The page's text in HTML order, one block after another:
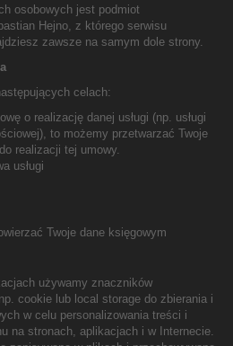
osobowych jest podmiot
Hejno, z którego serwisu
zawsze na samym dole strony.
celach:
o realizację danej usługi (np. usługi
to możemy przetwarzać Twoje
realizacji tej umowy.
usługi
Twoje dane księgowym
używamy znaczników
cookie lub local storage do zbierania i
w celu personalizowania treści i
na stronach, aplikacjach i w Internecie.